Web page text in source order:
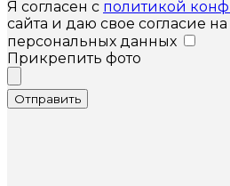
Я согласен с политикой
сайта и даю свое согласие
персональных данных
Прикрепить фото
Отправить